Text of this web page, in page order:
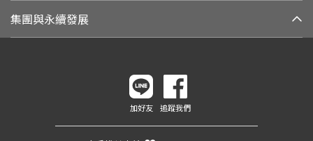
集團與永續發展
加好友 追蹤我們